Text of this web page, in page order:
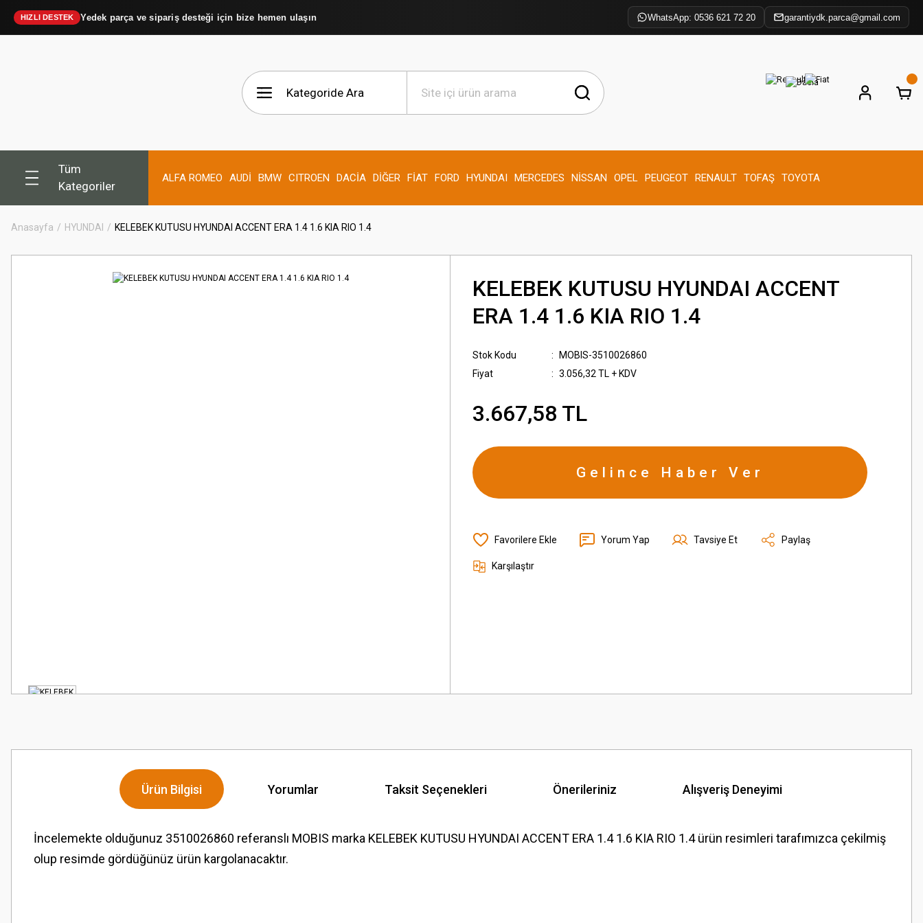
HIZLI DESTEK Yedek parça ve sipariş desteği için bize hemen ulaşın WhatsApp: 0536 621 72 20 garantiydk.parca@gmail.com
Tüm
Kategoriler
ALFA ROMEO AUDİ BMW CITROEN DACİA DİĞER FİAT FORD HYUNDAI MERCEDES NİSSAN OPEL PEUGEOT RENAULT TOFAŞ TOYOTA
Anasayfa HYUNDAI KELEBEK KUTUSU HYUNDAI ACCENT ERA 1.4 1.6 KIA RIO 1.4
KELEBEK KUTUSU HYUNDAI ACCENT
ERA 1.4 1.6 KIA RIO 1.4
Stok Kodu
MOBIS-3510026860
Fiyat
3.056,32 TL + KDV
3.667,58 TL
Gelince Haber Ver
Yorum Yap Tavsiye Et Paylaş
Karşılaştır
Ürün Bilgisi Yorumlar Taksit Seçenekleri Önerileriniz Alışveriş Deneyimi
İncelemekte olduğunuz 3510026860 referanslı MOBIS marka KELEBEK KUTUSU HYUNDAI ACCENT ERA 1.4 1.6 KIA RIO 1.4 ürün resimleri tarafımızca çekilmiş
olup resimde gördüğünüz ürün kargolanacaktır.